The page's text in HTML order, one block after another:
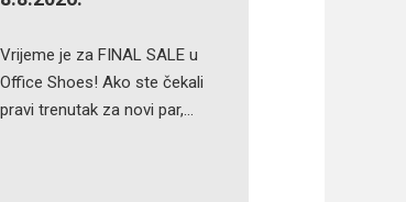
Vrijeme je za FINAL SALE u
Office Shoes! Ako ste čekali
pravi trenutak za novi par,…